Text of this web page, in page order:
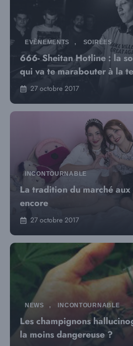
EVÈNEMENTS , SOIRÉES
666- Sheitan Hotline : la
qui va te marabouter à la
27 octobre 2017
INCONTOURNABLE
La tradition du marché aux
encore
27 octobre 2017
NEWS , INCONTOURNABLE
Les champignons
la moins dangereuse ?